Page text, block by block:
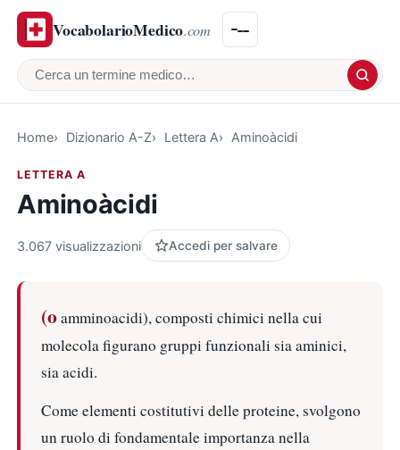
VocabolarioMedico.com
Cerca un termine medico
Home Dizionario A-Z Lettera A Aminoàcidi
LETTERA A
Aminoàcidi
3.067 visualizzazioni Accedi per salvare
(oamminoacidi), composti chimici nella cui
molecola figurano gruppi funzionali sia aminici,
sia acidi.
Come elementi costitutivi delle proteine, svolgono
un ruolo di fondamentale importanza nella